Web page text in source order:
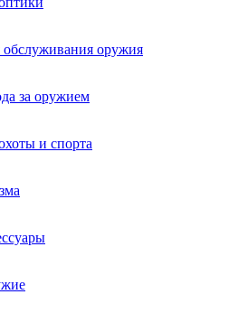
оружия
за оружием
и спорта